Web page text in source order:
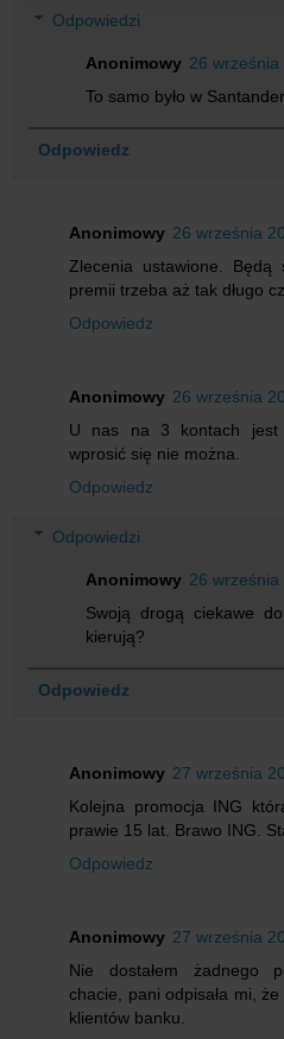
Odpowiedzi
Anonimowy 26
To samo było w
Odpowiedz
Anonimowy 26 września
Zlecenia ustawione.
premii trzeba aż tak długo
Odpowiedz
Anonimowy 26 września
U nas na 3 kontach jest
wprosić się nie można.
Odpowiedz
Odpowiedzi
Anonimowy 26
Swoją drogą ciekawe
kierują?
Odpowiedz
Anonimowy 27 września
Kolejna promocja ING
prawie 15 lat. Brawo ING.
Odpowiedz
Anonimowy 27 września
Nie dostałem żadnego
chacie, pani odpisała mi,
klientów banku.